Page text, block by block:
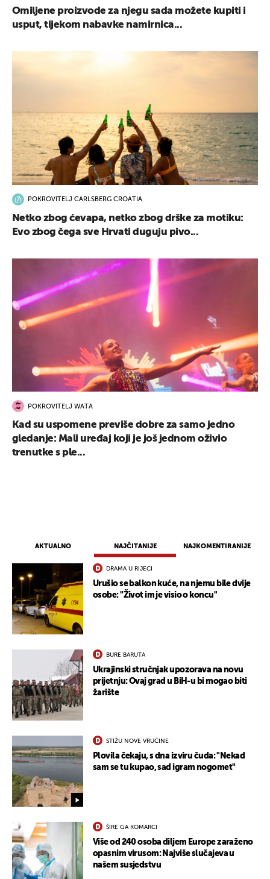
AKTUALNO NAJČITANIJE NAJKOMENTIRANIJE
DRAMA U RIJECI
Urušio se balkon kuće, na njemu bile dvije
osobe: "Život im je visio o koncu"
BURE BARUTA
Ukrajinski stručnjak upozorava na novu
prijetnju: Ovaj grad u BiH-u bi mogao biti
žarište
STIŽU NOVE VRUĆINE
Plovila čekaju, s dna izviru čuda: "Nekad
sam se tu kupao, sad igram nogomet"
ŠIRE GA KOMARCI
Više od 240 osoba diljem Europe zaraženo
opasnim virusom: Najviše slučajeva u
našem susjedstvu
Omiljene proizvode za njegu sada možete kupiti i
usput, tijekom nabavke namirnica...
POKROVITELJ CARLSBERG CROATIA
Netko zbog ćevapa, netko zbog drške za motiku:
Evo zbog čega sve Hrvati duguju pivo...
POKROVITELJ WATA
Kad su uspomene previše dobre za samo jedno
gledanje: Mali uređaj koji je još jednom oživio
trenutke s ple...
UKLJUČITE NOTIFIKACIJE